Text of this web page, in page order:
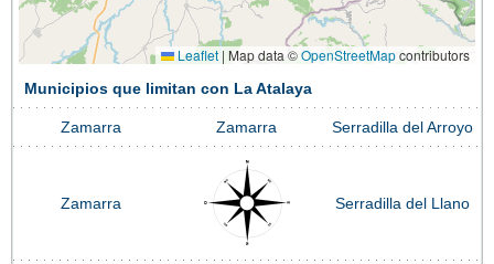
Leaflet | Map data ©OpenStreetMapcontributors
Municipios que limitan con La Atalaya
Zamarra Zamarra Serradilla del Arroyo
Zamarra Serradilla del Llano